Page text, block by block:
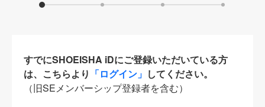
すでにSHOEISHA iDにご登録いただいている方
は、こちらより 「ログイン」 してください。
（旧SEメンバーシップ登録者を含む）